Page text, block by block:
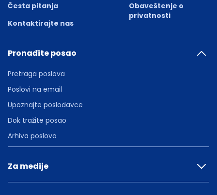
Česta pitanja
Kontaktirajte nas
Obaveštenje o
privatnosti
Pronađite posao
Pretraga poslova
Poslovi na email
Upoznajte poslodavce
Dok tražite posao
Arhiva poslova
Za medije